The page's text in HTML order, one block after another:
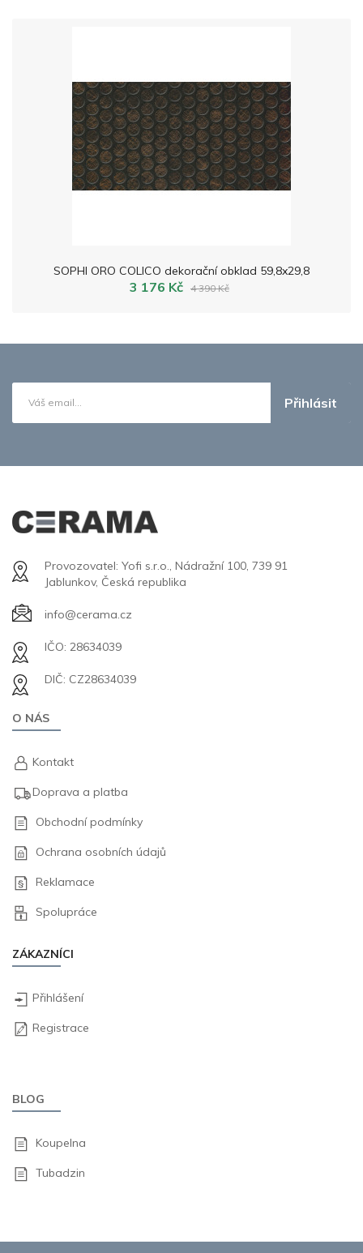
SOPHI ORO COLICO dekorační obklad 59,8x29,8
3 176 Kč 4 390 Kč
Přihlásit
Provozovatel: Yofi s.r.o., Nádražní 100, 739 91
Jablunkov, Česká republika
info@cerama.cz
IČO: 28634039
DIČ: CZ28634039
O NÁS
Kontakt
Doprava a platba
Obchodní podmínky
Ochrana osobních údajů
Reklamace
Spolupráce
ZÁKAZNÍCI
Přihlášení
Registrace
BLOG
Koupelna
Tubadzin